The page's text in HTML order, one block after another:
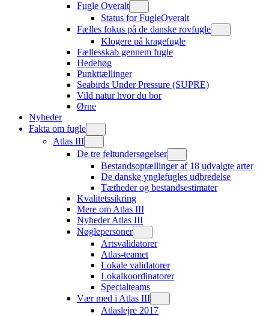
Fugle Overalt
Status for FugleOveralt
Fælles fokus på de danske rovfugle
Klogere på kragefugle
Fællesskab gennem fugle
Hedehøg
Punkttællinger
Seabirds Under Pressure (SUPRE)
Vild natur hvor du bor
Ørne
Nyheder
Fakta om fugle
Atlas III
De tre feltundersøgelser
Bestandsoptællinger af 18 udvalgte arter
De danske ynglefugles udbredelse
Tætheder og bestandsestimater
Kvalitetssikring
Mere om Atlas III
Nyheder Atlas III
Nøglepersoner
Artsvalidatorer
Atlas-teamet
Lokale validatorer
Lokalkoordinatorer
Specialteams
Vær med i Atlas III
Atlaslejre 2017